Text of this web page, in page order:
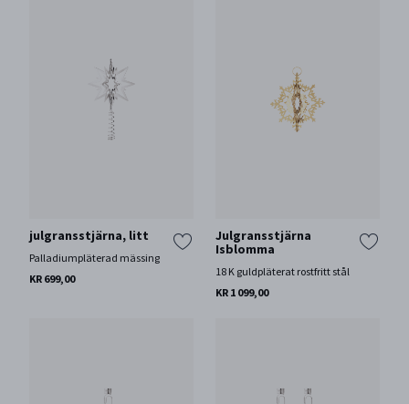
julgransstjärna, litt
Palladiumpläterad mässing
KR 699,00
Julgransstjärna
Isblomma
18 K guldpläterat rostfritt stål
KR 1 099,00